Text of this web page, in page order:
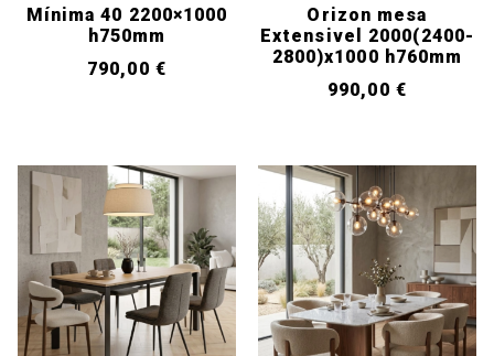
Mínima 40 2200×1000
h750mm
790,00 €
Orizon mesa
Extensivel 2000(2400-
2800)x1000 h760mm
990,00 €